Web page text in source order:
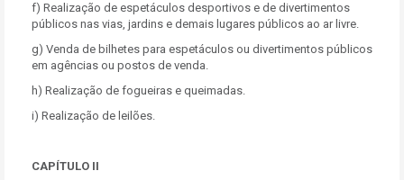
f) Realização de espetáculos desportivos e de divertimentos
públicos nas vias, jardins e demais lugares públicos ao ar livre.
g) Venda de bilhetes para espetáculos ou divertimentos públicos
em agências ou postos de venda.
h) Realização de fogueiras e queimadas.
i) Realização de leilões.
CAPÍTULO II